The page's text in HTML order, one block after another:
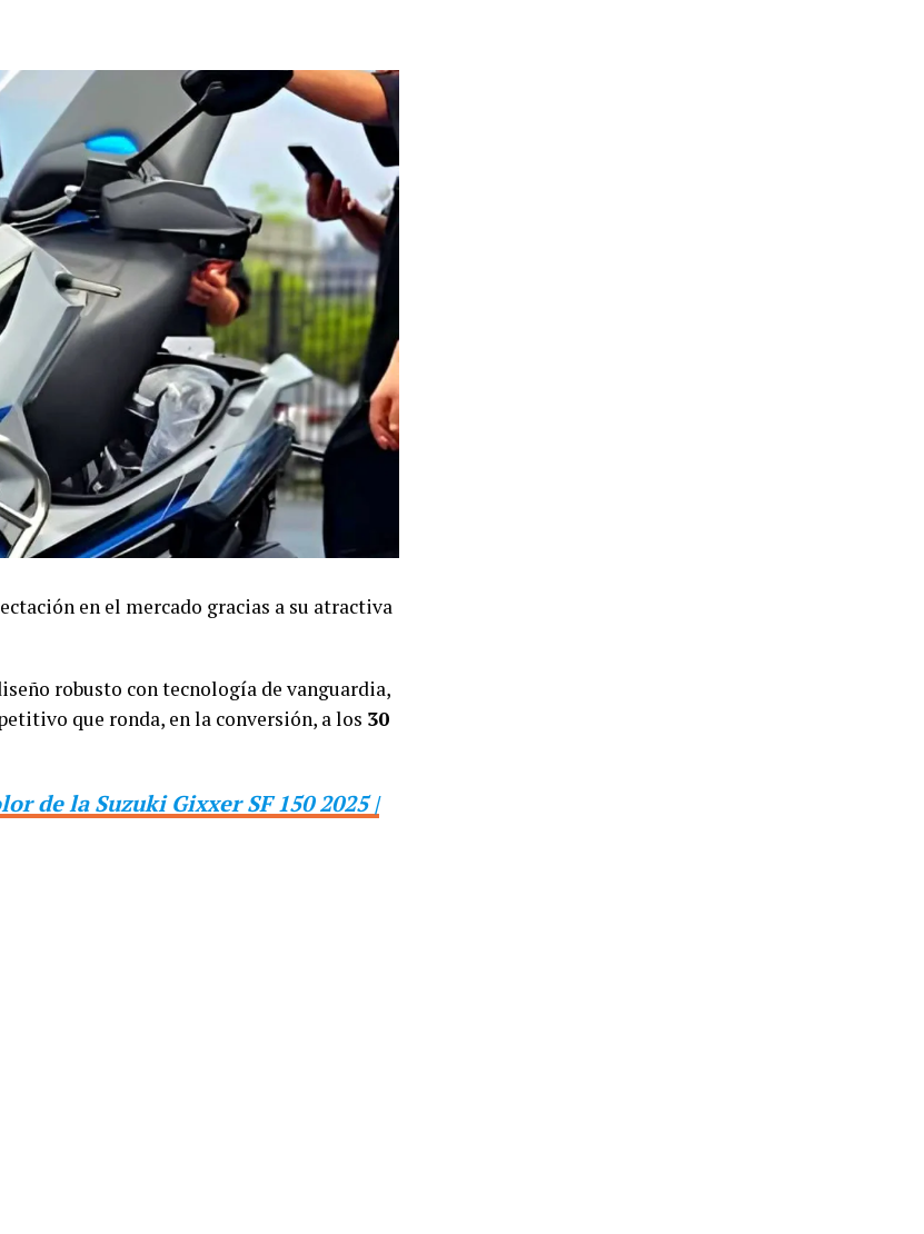
en el mercado gracias a su atractiva
robusto con tecnología de vanguardia,
que ronda, en la conversión, a los 30
de la Suzuki Gixxer SF 150 2025 |